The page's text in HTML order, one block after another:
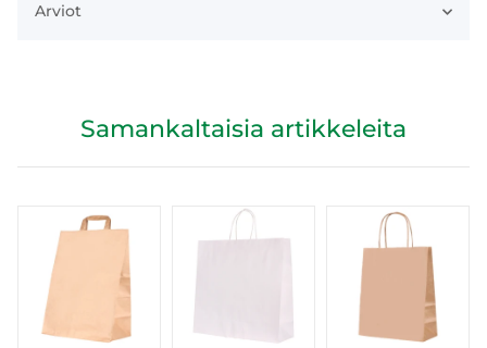
Arviot
Samankaltaisia artikkeleita